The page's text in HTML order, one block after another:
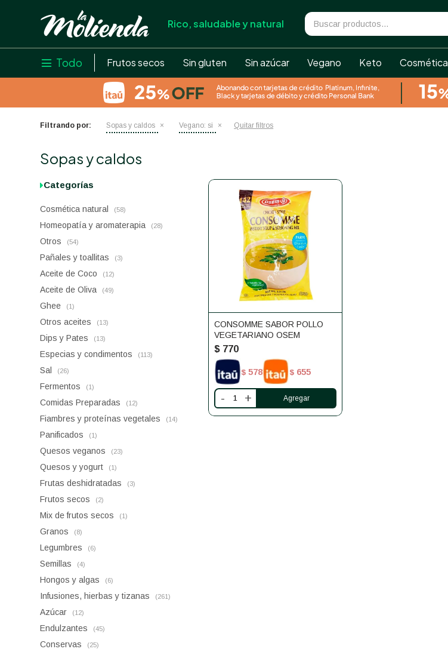
Rico, saludable y natural
 Todo Frutos secos Sin gluten Sin azúcar Vegano Keto Cosmética
Filtrando por: Sopas y caldos Vegano: si Quitar filtros
CONSOMME SABOR POLLO
VEGETARIANO OSEM
$ 770
$ 578 $ 655
- +
Sopas y caldos
Categorías
Cosmética natural (58)
Homeopatía y aromaterapia (28)
Otros (54)
Pañales y toallitas (3)
Aceite de Coco (12)
Aceite de Oliva (49)
Ghee (1)
Otros aceites (13)
Dips y Pates (13)
Especias y condimentos (113)
Sal (26)
Fermentos (1)
Comidas Preparadas (12)
Fiambres y proteínas vegetales (14)
Panificados (1)
Quesos veganos (23)
Quesos y yogurt (1)
Frutas deshidratadas (3)
Frutos secos (2)
Mix de frutos secos (1)
Granos (8)
Legumbres (6)
Semillas (4)
Hongos y algas (6)
Infusiones, hierbas y tizanas (261)
Azúcar (12)
Endulzantes (45)
Conservas (25)
close
store
local_shipping
credit_card
help